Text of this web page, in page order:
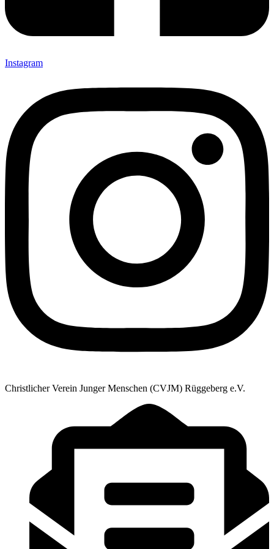
Instagram
Christlicher Verein Junger Menschen (CVJM) Rüggeberg e.V.